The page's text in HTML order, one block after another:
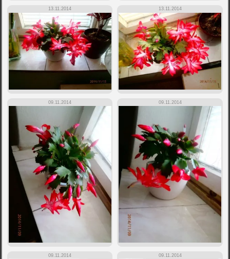
13.11.2014 13.11.2014
09.11.2014 09.11.2014
09.11.2014 09.11.2014